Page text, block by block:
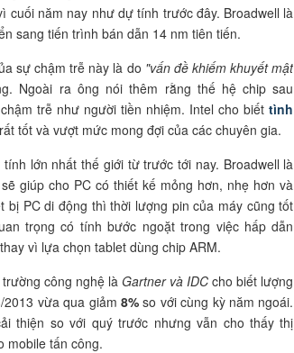
cuối năm nay như dự tính trước đây. Broadwell là
sang tiến trình bán dẫn 14 nm tiên tiến.
sự chậm trễ này là do "vấn đề khiếm khuyết mật
Ngoài ra ông nói thêm rằng thế hệ chip sau
trễ như người tiền nhiệm. Intel cho biếttình
tốt và vượt mức mong đợi của các chuyên gia.
lớn nhất thế giới từ trước tới nay. Broadwell là
giúp cho PC có thiết kế mỏng hơn, nhẹ hơn và
bị PC di động thì thời lượng pin của máy cũng tốt
trọng có tính bước ngoặt trong việc hấp dẫn
vì lựa chọn tablet dùng chip ARM.
công nghệ làGartner và IDC cho biết lượng
2013 vừa qua giảm8% so với cùng kỳ năm ngoái.
thiện so với quý trước nhưng vẫn cho thấy thị
mobile tấn công.